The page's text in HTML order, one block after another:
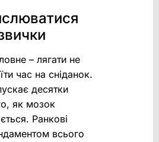
– лягати не
час на сніданок.
десятки
як мозок
Ранкові
всього